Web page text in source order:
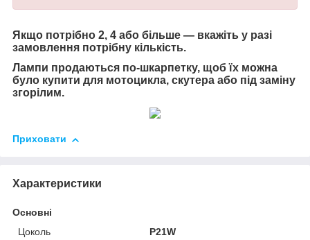
Якщо потрібно 2, 4 або більше — вкажіть у разі
замовлення потрібну кількість.
Лампи продаються по-шкарпетку, щоб їх можна
було купити для мотоцикла, скутера або під заміну
згорілим.
Приховати
Характеристики
Основні
Цоколь
P21W